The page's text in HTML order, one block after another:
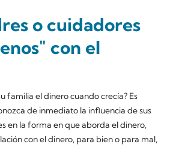
o cuidadores
con el
familia el dinero cuando crecía? Es
de inmediato la influencia de sus
en la forma en que aborda el dinero,
con el dinero, para bien o para mal,